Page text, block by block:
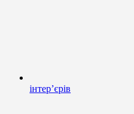
інтер’єрів